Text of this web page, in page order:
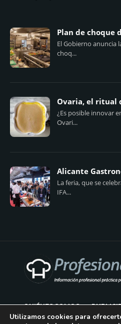
Plan de choque
El Gobierno anuncia
choq...
Ovaria, el ritual
¿Es posible innovar
Ovari...
Alicante
La feria, que se
IFA...
QUIÉNES SOMOS
Utilizamos cookies para